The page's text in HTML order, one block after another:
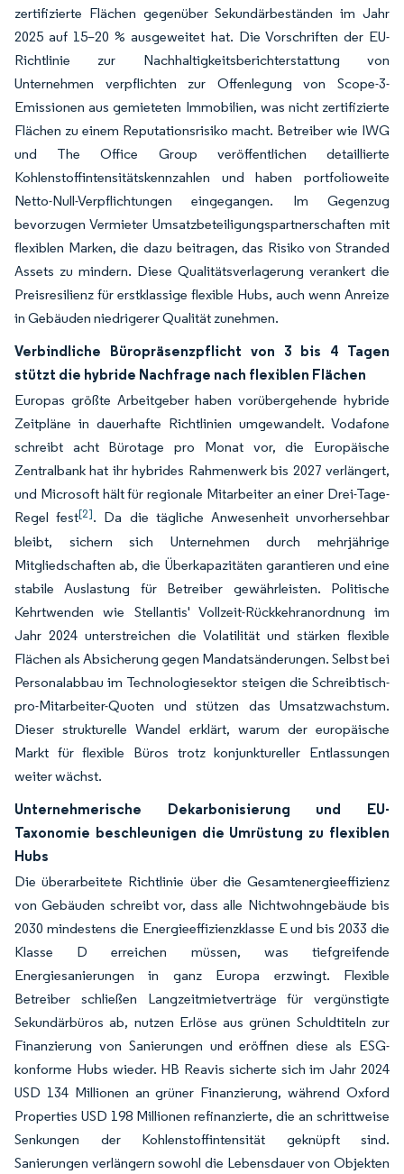
zertifizierte Flächen gegenüber Sekundärbeständen im Jahr
2025 auf 15–20 % ausgeweitet hat. Die Vorschriften der EU-
Richtlinie zur Nachhaltigkeitsberichterstattung von
Unternehmen verpflichten zur Offenlegung von Scope-3-
Emissionen aus gemieteten Immobilien, was nicht zertifizierte
Flächen zu einem Reputationsrisiko macht. Betreiber wie IWG
und The Office Group veröffentlichen detaillierte
Kohlenstoffintensitätskennzahlen und haben portfolioweite
Netto-Null-Verpflichtungen eingegangen. Im Gegenzug
bevorzugen Vermieter Umsatzbeteiligungspartnerschaften mit
flexiblen Marken, die dazu beitragen, das Risiko von Stranded
Assets zu mindern. Diese Qualitätsverlagerung verankert die
Preisresilienz für erstklassige flexible Hubs, auch wenn Anreize
in Gebäuden niedrigerer Qualität zunehmen.
Verbindliche Büropräsenzpflicht von 3 bis 4 Tagen
stützt die hybride Nachfrage nach flexiblen Flächen
Europas größte Arbeitgeber haben vorübergehende hybride
Zeitpläne in dauerhafte Richtlinien umgewandelt. Vodafone
schreibt acht Bürotage pro Monat vor, die Europäische
Zentralbank hat ihr hybrides Rahmenwerk bis 2027 verlängert,
und Microsoft hält für regionale Mitarbeiter an einer Drei-Tage-
Regel fest[2]. Da die tägliche Anwesenheit unvorhersehbar
bleibt, sichern sich Unternehmen durch mehrjährige
Mitgliedschaften ab, die Überkapazitäten garantieren und eine
stabile Auslastung für Betreiber gewährleisten. Politische
Kehrtwenden wie Stellantis' Vollzeit-Rückkehranordnung im
Jahr 2024 unterstreichen die Volatilität und stärken flexible
Flächen als Absicherung gegen Mandatsänderungen. Selbst bei
Personalabbau im Technologiesektor steigen die Schreibtisch-
pro-Mitarbeiter-Quoten und stützen das Umsatzwachstum.
Dieser strukturelle Wandel erklärt, warum der europäische
Markt für flexible Büros trotz konjunktureller Entlassungen
weiter wächst.
Unternehmerische Dekarbonisierung und EU-
Taxonomie beschleunigen die Umrüstung zu flexiblen
Hubs
Die überarbeitete Richtlinie über die Gesamtenergieeffizienz
von Gebäuden schreibt vor, dass alle Nichtwohngebäude bis
2030 mindestens die Energieeffizienzklasse E und bis 2033 die
Klasse D erreichen müssen, was tiefgreifende
Energiesanierungen in ganz Europa erzwingt. Flexible
Betreiber schließen Langzeitmietverträge für vergünstigte
Sekundärbüros ab, nutzen Erlöse aus grünen Schuldtiteln zur
Finanzierung von Sanierungen und eröffnen diese als ESG-
konforme Hubs wieder. HB Reavis sicherte sich im Jahr 2024
USD 134 Millionen an grüner Finanzierung, während Oxford
Properties USD 198 Millionen refinanzierte, die an schrittweise
Senkungen der Kohlenstoffintensität geknüpft sind.
Sanierungen verlängern sowohl die Lebensdauer von Objekten